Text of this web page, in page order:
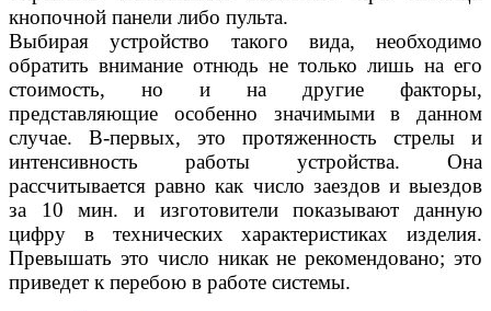
кнопочной панели либо пульта.
Выбирая устройство такого вида, необходимо
обратить внимание отнюдь не только лишь на его
стоимость, но и на другие факторы,
представляющие особенно значимыми в данном
случае. В-первых, это протяженность стрелы и
интенсивность работы устройства. Она
рассчитывается равно как число заездов и выездов
за 10 мин. и изготовители показывают данную
цифру в технических характеристиках изделия.
Превышать это число никак не рекомендовано; это
приведет к перебою в работе системы.